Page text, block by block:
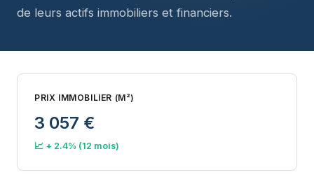
de leurs actifs immobiliers et financiers.
PRIX IMMOBILIER (M²)
3 057 €
📈 + 2.4% (12 mois)